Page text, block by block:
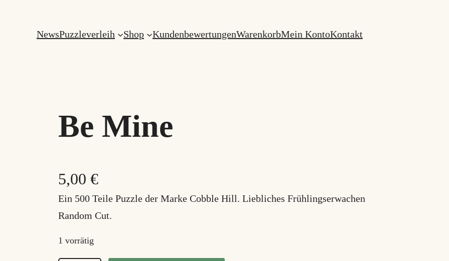
NewsPuzzleverleih Shop KundenbewertungenWarenkorbMein KontoKontakt
Be Mine
5,00 €
Ein 500 Teile Puzzle der Marke Cobble Hill. Liebliches Frühlingserwachen
Random Cut.
1 vorrätig